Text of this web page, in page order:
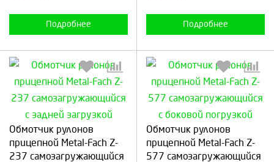
Подробнее Подробнее
Обмотчик рулонов
прицепной Metal-Fach Z-
237 самозагружающийся
Выберите количество:
Обмотчик рулонов
прицепной Metal-Fach Z-
577 самозагружающийся
Выберите количество: